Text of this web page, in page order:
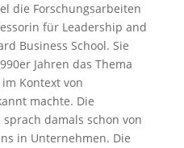
die Forschungsarbeiten
für Leadership and
Business School. Sie
Jahren das Thema
Kontext von
machte. Die
damals schon von
in Unternehmen. Die